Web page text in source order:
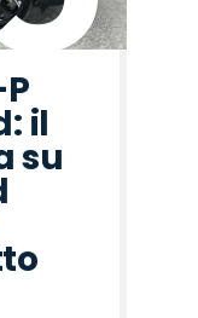
il
su